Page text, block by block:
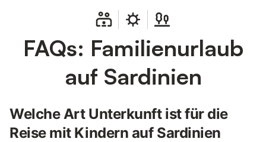
FAQs: Familienurlaub
auf Sardinien
Welche Art Unterkunft ist für die
Reise mit Kindern auf Sardinien